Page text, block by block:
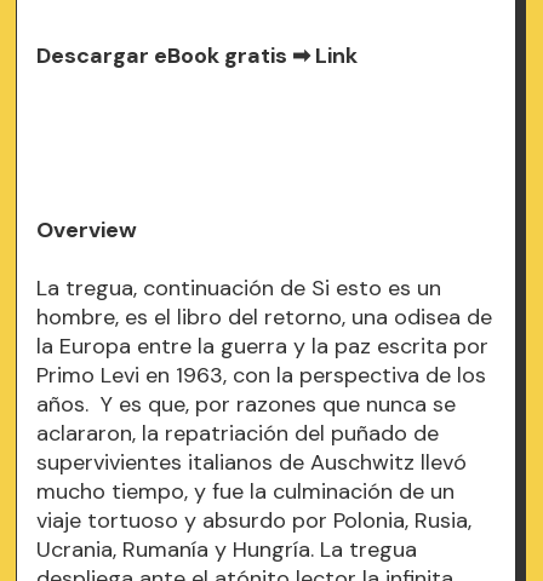
Descargar eBook gratis ➡Link
Overview
La tregua, continuación de Si esto es un
hombre, es el libro del retorno, una odisea de
la Europa entre la guerra y la paz escrita por
Primo Levi en 1963, con la perspectiva de los
años. Y es que, por razones que nunca se
aclararon, la repatriación del puñado de
supervivientes italianos de Auschwitz llevó
mucho tiempo, y fue la culminación de un
viaje tortuoso y absurdo por Polonia, Rusia,
Ucrania, Rumanía y Hungría. La tregua